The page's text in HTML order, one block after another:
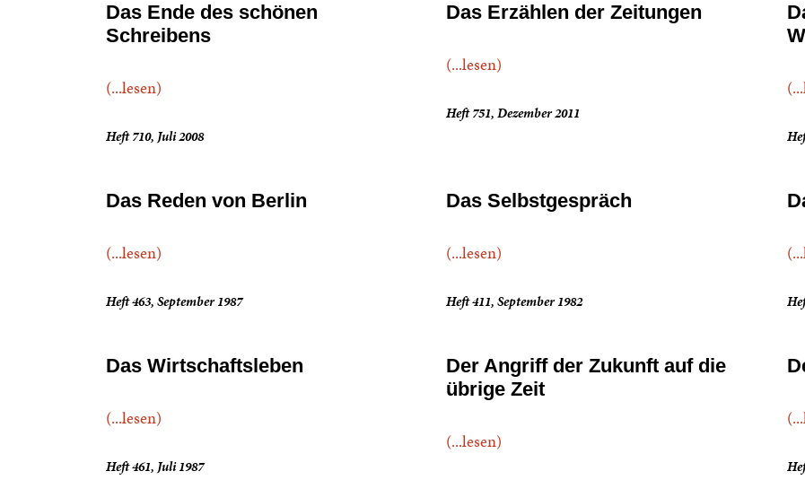
Das Ende des schönen
Schreibens
(...lesen)
Heft 710, Juli 2008
Das Erzählen der Zeitungen
(...lesen)
Heft 751, Dezember 2011
Das Reden von Berlin
(...lesen)
Heft 463, September 1987
Das Selbstgespräch
(...lesen)
Heft 411, September 1982
Das Wirtschaftsleben
(...lesen)
Heft 461, Juli 1987
Der Angriff der Zukunft auf die
übrige Zeit
(...lesen)